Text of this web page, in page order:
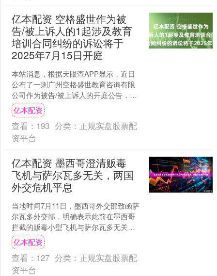
亿本配资 空格盛世作为被
告/被上诉人的1起涉及教育
培训合同纠纷的诉讼将于
2025年7月15日开庭
本站消息，根据天眼查APP显示，近日
公布了一则广州空格盛世教育咨询有限
公司作为被告/被上诉人的开庭公告，详
细内容如下： 案号：（2024）粤0106立
30496....
亿本配资
查看： 193 分类： 正规实盘股票配
资平台
亿本配资 墨西哥澄清贩毒
飞机与萨尔瓦多无关，两国
外交危机平息
当地时间7月11日，墨西哥外交部致函萨
尔瓦多外交部，明确表示此前在墨西哥
拦截的贩毒小型飞机与萨尔瓦多无关，
没有迹象表明飞机来自萨尔瓦多。萨尔
瓦多总统随后在社交媒....
亿本配资
查看： 127 分类： 正规实盘股票配
资平台